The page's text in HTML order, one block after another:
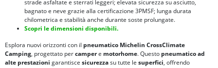
strade asfaltate e sterrati leggeri; elevata sicurezza su asciutto,
bagnato e neve grazie alla certificazione 3PMSF; lunga durata
chilometrica e stabilità anche durante soste prolungate.
Scopri le dimensioni disponibili.
Esplora nuovi orizzonti con il pneumatico Michelin CrossClimate
Camping, progettato percampere motorhome. Questo pneumatico ad
alte prestazioni garantisce sicurezzasu tutte le superfici, offrendo